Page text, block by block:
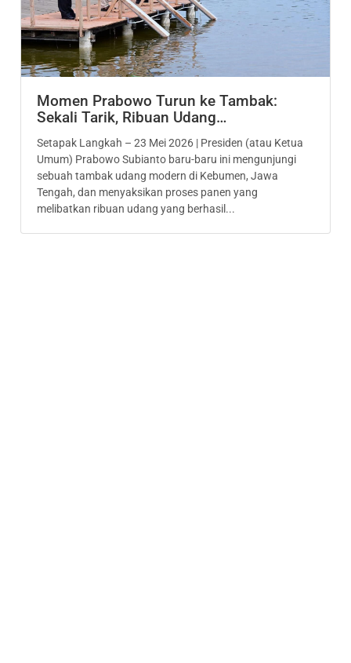
Momen Prabowo Turun ke Tambak:
Sekali Tarik, Ribuan Udang…
Setapak Langkah – 23 Mei 2026 | Presiden (atau Ketua
Umum) Prabowo Subianto baru-baru ini mengunjungi
sebuah tambak udang modern di Kebumen, Jawa
Tengah, dan menyaksikan proses panen yang
melibatkan ribuan udang yang berhasil...